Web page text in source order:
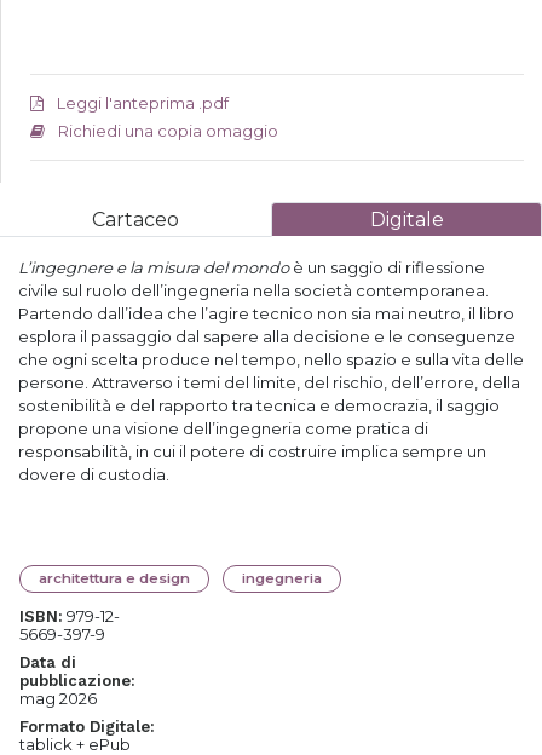
Leggi l'anteprima .pdf
Richiedi una copia omaggio
Cartaceo Digitale
L’ingegnere e la misura del mondo è un saggio di riflessione
civile sul ruolo dell’ingegneria nella società contemporanea.
Partendo dall’idea che l’agire tecnico non sia mai neutro, il libro
esplora il passaggio dal sapere alla decisione e le conseguenze
che ogni scelta produce nel tempo, nello spazio e sulla vita delle
persone. Attraverso i temi del limite, del rischio, dell’errore, della
sostenibilità e del rapporto tra tecnica e democrazia, il saggio
propone una visione dell’ingegneria come pratica di
responsabilità, in cui il potere di costruire implica sempre un
dovere di custodia.
architettura e design ingegneria
ISBN: 979-12-
5669-397-9
Data di
pubblicazione:
mag 2026
Formato Digitale:
tablick + ePub